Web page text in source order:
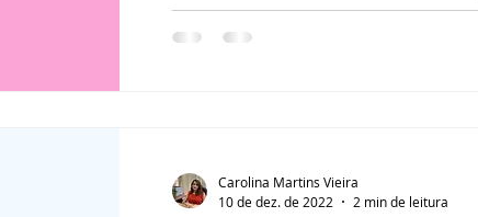
Carolina Martins Vieira
10 de dez. de 2022
2 min de leitura